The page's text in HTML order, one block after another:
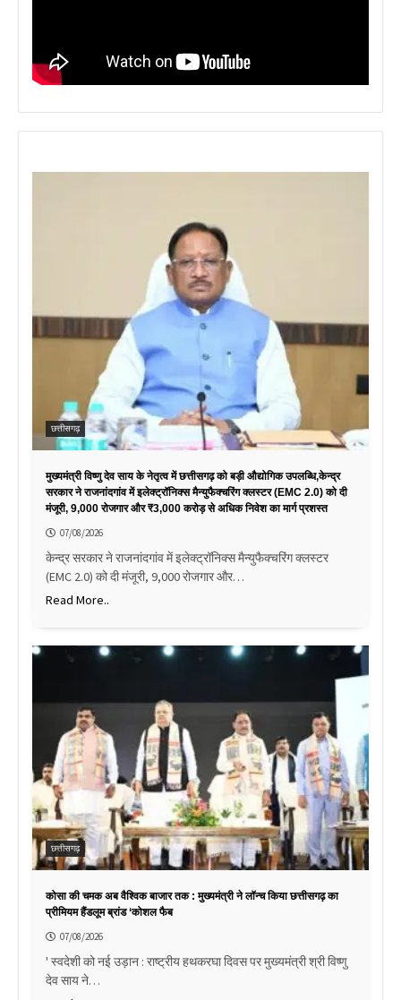
छत्तीसगढ़
मुख्यमंत्री विष्णु देव साय के नेतृत्व में छत्तीसगढ़ को बड़ी औद्योगिक उपलब्धि,केन्द्र
सरकार ने राजनांदगांव में इलेक्ट्रॉनिक्स मैन्युफैक्चरिंग क्लस्टर (EMC 2.0) को दी
मंजूरी, 9,000 रोजगार और ₹3,000 करोड़ से अधिक निवेश का मार्ग प्रशस्त
07/08/2026
केन्द्र सरकार ने राजनांदगांव में इलेक्ट्रॉनिक्स मैन्युफैक्चरिंग क्लस्टर
(EMC 2.0) को दी मंजूरी, 9,000 रोजगार और…
Read More..
छत्तीसगढ़
कोसा की चमक अब वैश्विक बाजार तक : मुख्यमंत्री ने लॉन्च किया छत्तीसगढ़ का
प्रीमियम हैंडलूम ब्रांड ‘कोशल फैब
07/08/2026
' स्वदेशी को नई उड़ान : राष्ट्रीय हथकरघा दिवस पर मुख्यमंत्री श्री विष्णु
देव साय ने…